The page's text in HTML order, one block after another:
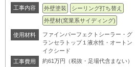
工事内容 外壁塗装
シーリング打ち替え
外壁材(窯業系サイディング)
使用材料
ファインパーフェクトシーラー・グ
ランセラトップ１液水性・オートン
イクシード
工事費用
約61万円（税抜・足場代含まない）